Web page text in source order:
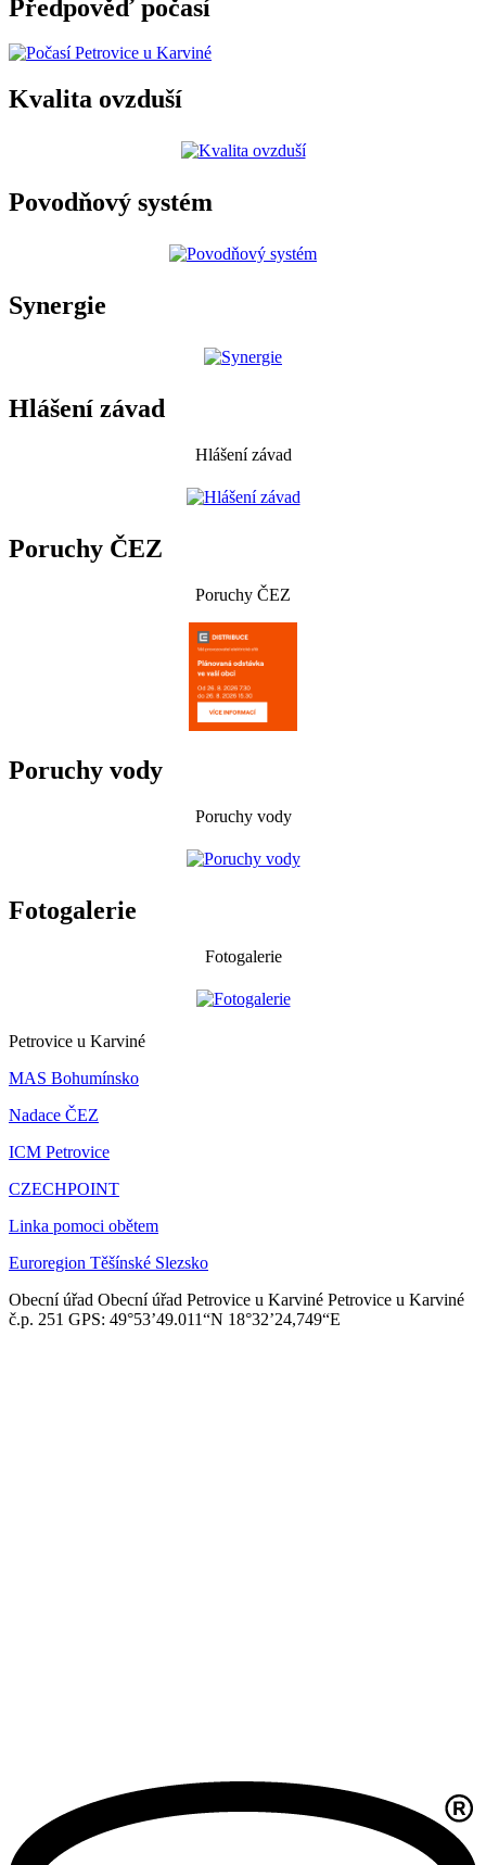
Předpověď počasí
Kvalita ovzduší
Povodňový systém
Synergie
Hlášení závad
Hlášení závad
Poruchy ČEZ
Poruchy ČEZ
Poruchy vody
Poruchy vody
Fotogalerie
Fotogalerie
Petrovice u Karviné
MAS Bohumínsko
Nadace ČEZ
ICM Petrovice
CZECHPOINT
Linka pomoci obětem
Euroregion Těšínské Slezsko
Obecní úřad Obecní úřad Petrovice u Karviné Petrovice u Karviné
č.p. 251 GPS: 49°53’49.011“N 18°32’24,749“E